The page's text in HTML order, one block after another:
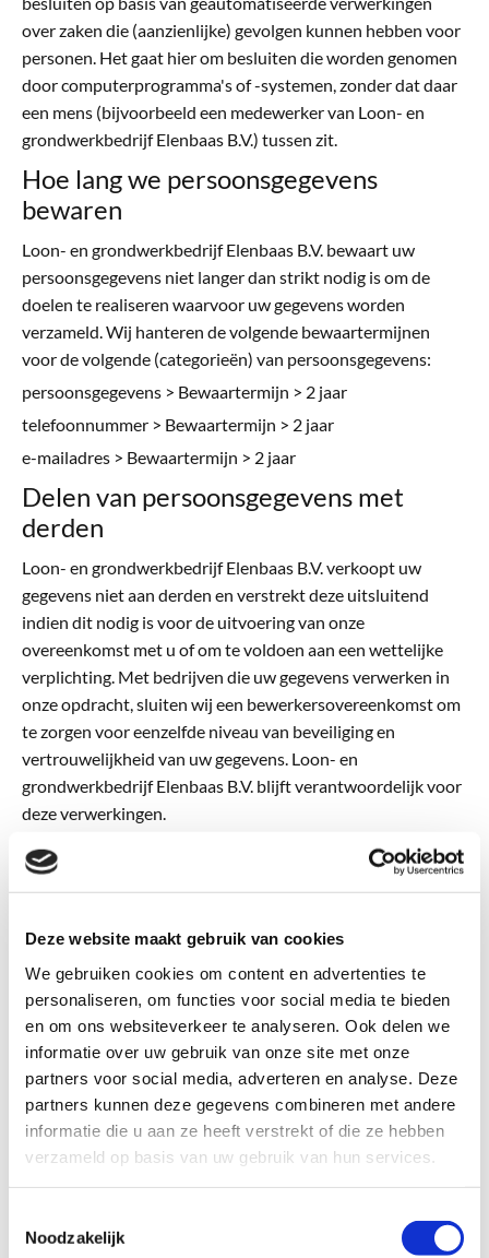
Deze website maakt gebruik van cookies
We gebruiken cookies om content en advertenties te
personaliseren, om functies voor social media te bieden
en om ons websiteverkeer te analyseren. Ook delen we
informatie over uw gebruik van onze site met onze
partners voor social media, adverteren en analyse. Deze
partners kunnen deze gegevens combineren met andere
informatie die u aan ze heeft verstrekt of die ze hebben
verzameld op basis van uw gebruik van hun services.
Noodzakelijk
over zaken die (aanzienlijke) gevolgen kunnen hebben voor
personen. Het gaat hier om besluiten die worden genomen
door computerprogramma's of -systemen, zonder dat daar
een mens (bijvoorbeeld een medewerker van Loon- en
grondwerkbedrijf Elenbaas B.V.) tussen zit.
Hoe lang we persoonsgegevens
bewaren
Loon- en grondwerkbedrijf Elenbaas B.V. bewaart uw
persoonsgegevens niet langer dan strikt nodig is om de
doelen te realiseren waarvoor uw gegevens worden
verzameld. Wij hanteren de volgende bewaartermijnen
voor de volgende (categorieën) van persoonsgegevens:
persoonsgegevens > Bewaartermijn > 2 jaar
telefoonnummer > Bewaartermijn > 2 jaar
e-mailadres > Bewaartermijn > 2 jaar
Delen van persoonsgegevens met
derden
Loon- en grondwerkbedrijf Elenbaas B.V. verkoopt uw
gegevens niet aan derden en verstrekt deze uitsluitend
indien dit nodig is voor de uitvoering van onze
overeenkomst met u of om te voldoen aan een wettelijke
verplichting. Met bedrijven die uw gegevens verwerken in
onze opdracht, sluiten wij een bewerkersovereenkomst om
te zorgen voor eenzelfde niveau van beveiliging en
vertrouwelijkheid van uw gegevens. Loon- en
grondwerkbedrijf Elenbaas B.V. blijft verantwoordelijk voor
deze verwerkingen.
Cookies of vergelijkbare
technieken die wij gebruiken
functionele, analytische en tracking cookies. Een cookie is
een klein tekstbestand dat bij het eerste bezoek aan deze
website wordt opgeslagen in de browser van uw computer,
tablet of smartphone. Loon- en grondwerkbedrijf Elenbaas
B.V. gebruikt cookies met een puur technische
functionaliteit. Deze zorgen ervoor dat de website naar
behoren werkt en dat bijvoorbeeld uw
voorkeursinstellingen onthouden worden. Deze cookies
worden ook gebruikt om de website goed te laten werken
cookies die uw surfgedrag bijhouden zodat we op maat
gemaakte content en advertenties kunnen aanbieden. Bij